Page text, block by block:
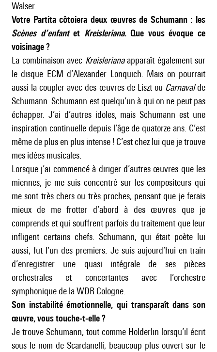
Walser.
Votre Partita côtoiera deux œuvres de Schumann : les
Scènes d’enfantet Kreisleriana. Que vous évoque ce
voisinage ?
La combinaison avec Kreislerianaapparaît également sur
le disque ECM d’Alexander Lonquich. Mais on pourrait
aussi la coupler avec des œuvres de Liszt ou Carnavalde
Schumann. Schumann est quelqu’un à qui on ne peut pas
échapper. J’ai d’autres idoles, mais Schumann est une
inspiration continuelle depuis l’âge de quatorze ans. C’est
même de plus en plus intense ! C’est chez lui que je trouve
mes idées musicales.
Lorsque j’ai commencé à diriger d’autres œuvres que les
miennes, je me suis concentré sur les compositeurs qui
me sont très chers ou très proches, pensant que je ferais
mieux de me frotter d’abord à des œuvres que je
comprends et qui souffrent parfois du traitement que leur
infligent certains chefs. Schumann, qui était poète lui
aussi, fut l’un des premiers. Je suis aujourd’hui en train
d’enregistrer une quasi intégrale de ses pièces
orchestrales et concertantes avec l’orchestre
symphonique de la WDR Cologne.
Son instabilité émotionnelle, qui transparaît dans son
œuvre, vous touche-t-elle ?
Je trouve Schumann, tout comme Hölderlin lorsqu’il écrit
sous le nom de Scardanelli, beaucoup plus ouvert sur le